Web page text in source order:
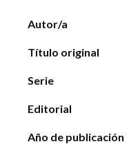
Autor/a
Título original
Serie
Editorial
Año de publicación